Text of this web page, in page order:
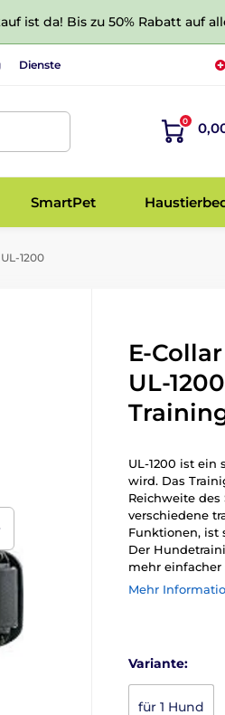
ist da! Bis zu 50% Rabatt auf
Dienste
0
SmartPet
1200
E-
UL-
UL-1200 ist ein
wird. Das
Reichweite des
verschiedene
Funktionen, ist
Der
mehr
Mehr
Variante:
für 1 Hund